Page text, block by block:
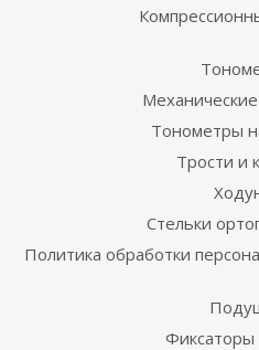
Тонометры
Трости и
Стельки
Политика обработки
Фиксаторы